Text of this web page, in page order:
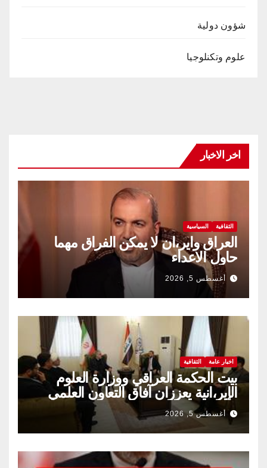
شؤون دولية
علوم وتكنلوجيا
اخر الاخبار
الثقافية السياسية
العراق واير،ان لا يمكن الفراق مهما
حاول الاعداء
أغسطس 5, 2026
اخبار عامة الثقافية
بيت الحكمة العراقي ووزارة العلوم
الإير،انية يعززان آفاق التعاون العلمي
والثقافي.
أغسطس 5, 2026